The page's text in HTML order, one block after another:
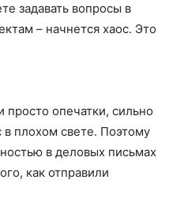
задавать вопросы в
– начнется хаос. Это
опечатки, сильно
в плохом свете. Поэтому
в деловых письмах
как отправили